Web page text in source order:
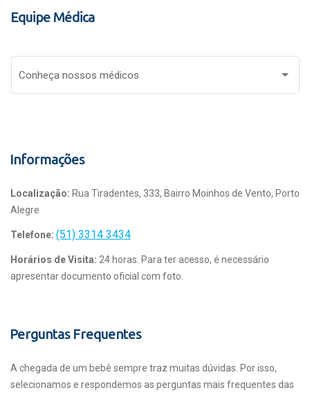
Equipe Médica
Conheça nossos médicos
Informações
Localização: Rua Tiradentes, 333, Bairro Moinhos de Vento, Porto
Alegre
Telefone: (51) 3314 3434
Horários de Visita: 24 horas. Para ter acesso, é necessário
apresentar documento oficial com foto.
Perguntas Frequentes
A chegada de um bebê sempre traz muitas dúvidas. Por isso,
selecionamos e respondemos as perguntas mais frequentes das